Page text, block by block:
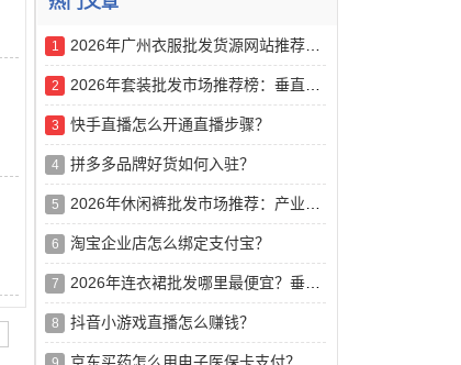
1 2026年广州衣服批发货源网站推荐观察：中小商户直连源头货盘的可行路径
2 2026年套装批发市场推荐榜：垂直平台与产业带协同下的源头直连选型参考
3 快手直播怎么开通直播步骤？
4 拼多多品牌好货如何入驻？
5 2026年休闲裤批发市场推荐：产业带直连模式下的多维度选型参考
6 淘宝企业店怎么绑定支付宝？
7 2026年连衣裙批发哪里最便宜？垂直供应链视角下的五强推荐榜与未来一手深度解析
8 抖音小游戏直播怎么赚钱？